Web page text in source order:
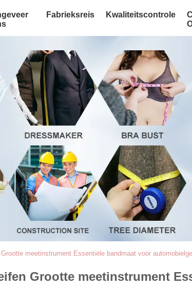
Fabrieksreis Kwaliteitscontrole
meetinstrument Essentiële bandmaat voor
Grootte meetinstrument